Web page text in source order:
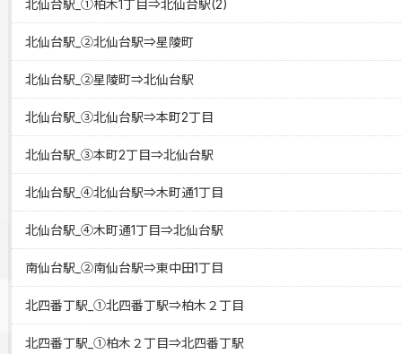
北仙台駅_①柏木1丁目⇒北仙台駅(2)
北仙台駅_②北仙台駅⇒星陵町
北仙台駅_②星陵町⇒北仙台駅
北仙台駅_③北仙台駅⇒本町2丁目
北仙台駅_③本町2丁目⇒北仙台駅
北仙台駅_④北仙台駅⇒木町通1丁目
北仙台駅_④木町通1丁目⇒北仙台駅
南仙台駅_②南仙台駅⇒東中田1丁目
北四番丁駅_①北四番丁駅⇒柏木２丁目
北四番丁駅_①柏木２丁目⇒北四番丁駅